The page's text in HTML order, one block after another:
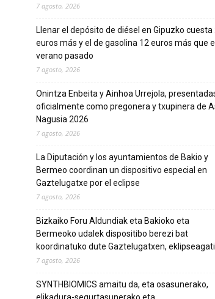
7 agosto, 2026
Llenar el depósito de diésel en Gipuzko cuesta
euros más y el de gasolina 12 euros más que el
verano pasado
7 agosto, 2026
Onintza Enbeita y Ainhoa Urrejola,
oficialmente como pregonera y txupinera de
Nagusia 2026
7 agosto, 2026
La Diputación y los ayuntamientos de Bakio y
Bermeo coordinan un dispositivo especial en
Gaztelugatxe por el eclipse
7 agosto, 2026
Bizkaiko Foru Aldundiak eta Bakioko eta
Bermeoko udalek dispositibo berezi bat
koordinatuko dute Gaztelugatxen,
7 agosto, 2026
SYNTHBIOMICS amaitu da, eta osasunerako,
elikadura-segurtasunerako eta